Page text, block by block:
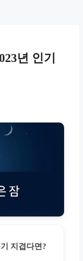
년 인기
지겹다면?